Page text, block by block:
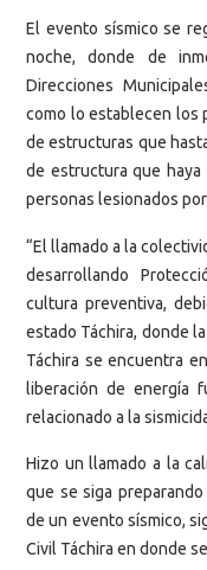
El evento sísmico se
noche, donde de
Direcciones
como lo establecen los
de estructuras que
de estructura que
personas lesionados
“El llamado a la
desarrollando
cultura preventiva,
estado Táchira, donde
Táchira se encuentra
liberación de energía
relacionado a la
Hizo un llamado a la
que se siga
de un evento sísmico,
Civil Táchira en donde